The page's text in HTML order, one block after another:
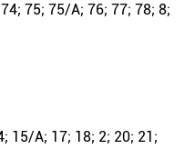
75; 75/А; 76; 77; 78; 8;
15/А; 17; 18; 2; 20; 21;